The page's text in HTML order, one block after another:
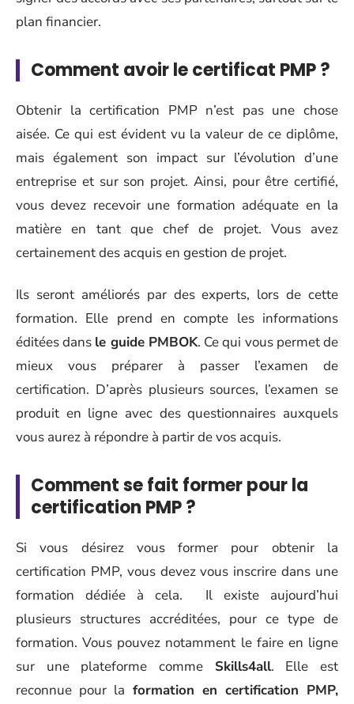
plan financier.
Comment avoir le certificat PMP ?
Obtenir la certification PMP n’est pas une chose
aisée. Ce qui est évident vu la valeur de ce diplôme,
mais également son impact sur l’évolution d’une
entreprise et sur son projet. Ainsi, pour être certifié,
vous devez recevoir une formation adéquate en la
matière en tant que chef de projet. Vous avez
certainement des acquis en gestion de projet.
Ils seront améliorés par des experts, lors de cette
formation. Elle prend en compte les informations
éditées dans le guide PMBOK. Ce qui vous permet de
mieux vous préparer à passer l’examen de
certification. D’après plusieurs sources, l’examen se
produit en ligne avec des questionnaires auxquels
vous aurez à répondre à partir de vos acquis.
Comment se fait former pour la
certification PMP ?
Si vous désirez vous former pour obtenir la
certification PMP, vous devez vous inscrire dans une
formation dédiée à cela. Il existe aujourd’hui
plusieurs structures accréditées, pour ce type de
formation. Vous pouvez notamment le faire en ligne
sur une plateforme comme Skills4all. Elle est
reconnue pour la formation en certification PMP,